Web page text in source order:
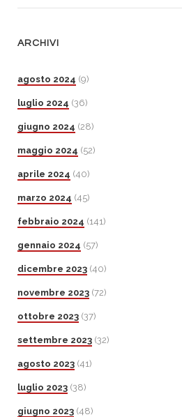
ARCHIVI
agosto 2024 (9)
luglio 2024 (36)
giugno 2024 (28)
maggio 2024 (52)
aprile 2024 (40)
marzo 2024 (45)
febbraio 2024 (141)
gennaio 2024 (57)
dicembre 2023 (40)
novembre 2023 (72)
ottobre 2023 (37)
settembre 2023 (32)
agosto 2023 (41)
luglio 2023 (38)
giugno 2023 (48)